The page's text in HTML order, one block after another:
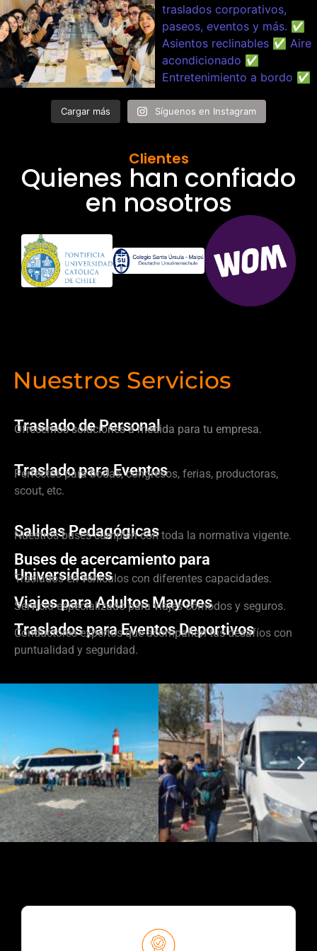
Cargar más Síguenos en Instagram
Clientes
Quienes han confiado
en nosotros
Nuestros Servicios
Traslado de Personal
Ofrecemos soluciones a medida para tu empresa.
Traslado para Eventos
Perfectos para bodas, congresos, ferias, productoras,
scout, etc.
Salidas Pedagógicas
Nuestros buses cumplen con toda la normativa vigente.
Buses de acercamiento para
Universidades
Traslados en vehículos con diferentes capacidades.
Viajes para Adultos Mayores
Servicio especializado para viajes cómodos y seguros.
Traslados para Eventos Deportivos
Conductores expertos que acompañan tus desafíos con
puntualidad y seguridad.